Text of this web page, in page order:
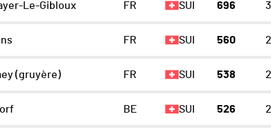
Le-Gibloux FR SUI 696 3
FR SUI 560 2
(gruyère) FR SUI 538 2
BE SUI 526 2